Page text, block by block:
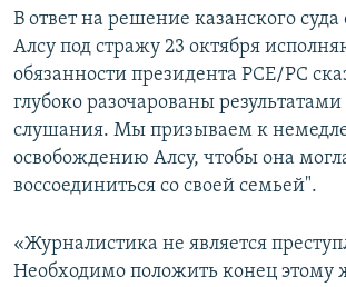
В ответ на решение казанского
Алсу под стражу 23 октября
обязанности президента РСЕ/РС
глубоко разочарованы
слушания. Мы призываем к
освобождению Алсу, чтобы она
воссоединиться со своей семьей".
«Журналистика не является
Необходимо положить конец этому